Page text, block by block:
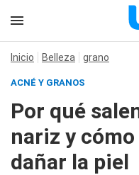
Inicio Belleza grano
ACNÉ Y GRANOS
Por qué
nariz y
dañar la piel